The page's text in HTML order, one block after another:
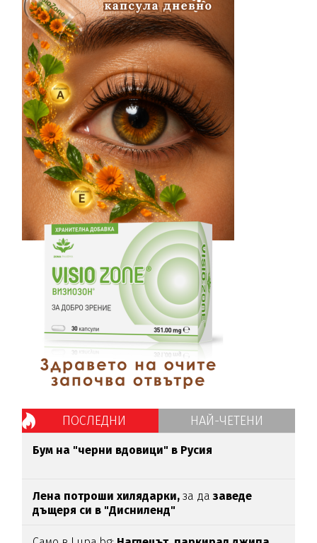
ПОСЛЕДНИ НАЙ-ЧЕТЕНИ
Бум на "черни вдовици" в Русия
Лена потроши хилядарки,за да заведе
дъщеря си в "Дисниленд"